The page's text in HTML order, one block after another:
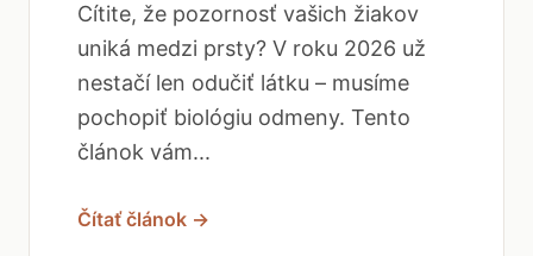
Cítite, že pozornosť vašich žiakov
uniká medzi prsty? V roku 2026 už
nestačí len odučiť látku – musíme
pochopiť biológiu odmeny. Tento
článok vám...
Čítať článok →